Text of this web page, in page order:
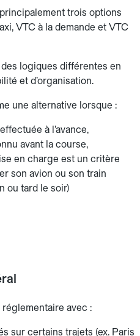
trois options
VTC à la demande et VTC
logiques différentes en
et d’organisation.
une alternative lorsque :
à l’avance,
avant la course,
en charge est un critère
son avion ou son train
ou tard le soir)
avec :
sur certains trajets (ex. Paris